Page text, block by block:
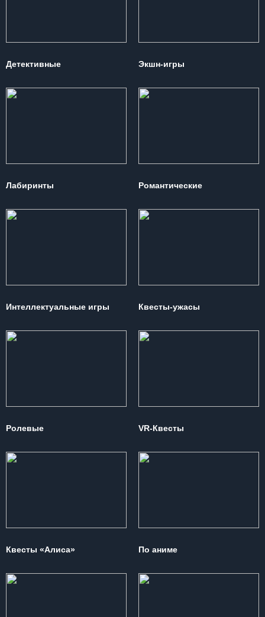
Детективные Экшн-игры
Лабиринты Романтические
Интеллектуальные игры Квесты-ужасы
Ролевые VR-Квесты
Квесты «Алиса» По аниме